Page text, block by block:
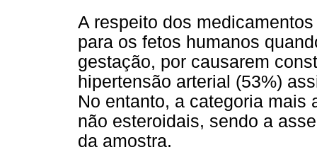
A respeito dos
para os fetos humanos
gestação, por causarem
hipertensão arterial (53%)
No entanto, a categoria mais
não esteroidais, sendo a
da amostra.